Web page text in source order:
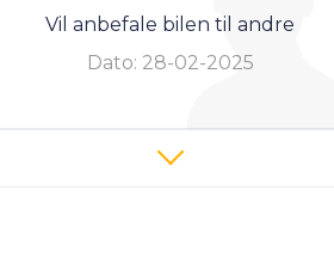
Vil anbefale bilen til andre
Dato: 28-02-2025